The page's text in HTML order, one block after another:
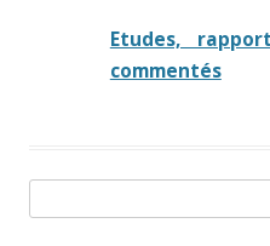
Etudes,
commentés